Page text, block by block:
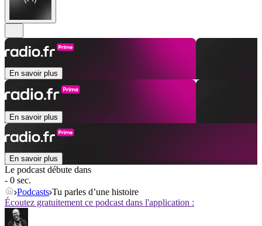
En savoir plus
En savoir plus
En savoir plus
Le podcast débute dans
- 0 sec.
Podcasts Tu parles d’une histoire
Écoutez gratuitement ce podcast dans l'application :